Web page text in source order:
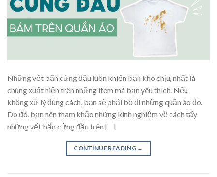
Những vết bẩn cứng đầu luôn khiến bạn khó chịu, nhất là
chúng xuất hiện trên những item mà bạn yêu thích. Nếu
không xử lý đúng cách, bạn sẽ phải bỏ đi những quần áo đó.
Do đó, bạn nên tham khảo những kinh nghiệm về cách tẩy
những vết bẩn cứng đầu trên […]
CONTINUE READING →